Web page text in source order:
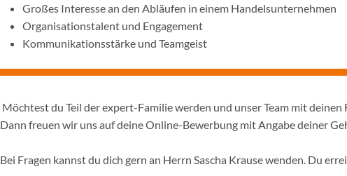
Großes Interesse an den Abläufen in einem Handelsunternehmen
Organisationstalent und Engagement
Kommunikationsstärke und Teamgeist
Möchtest du Teil der expert-Familie werden und unser Team mit deinen
Dann freuen wir uns auf deine Online-Bewerbung mit Angabe deiner
Bei Fragen kannst du dich gern an Herrn Sascha Krause wenden. Du